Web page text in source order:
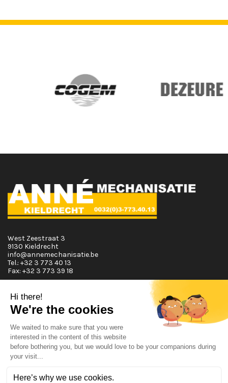
Horaires d'ouvertures
Lundi T.E.M. Vendredi :
De 08:00 à 12:00 et de 13:00 à 17:30
De 08:00 à 12:00
West Zeestraat 3
9130 Kieldrecht
info@annemechanisatie.be
Tel.: +32 3 773 40 13
Fax: +32 3 773 39 18